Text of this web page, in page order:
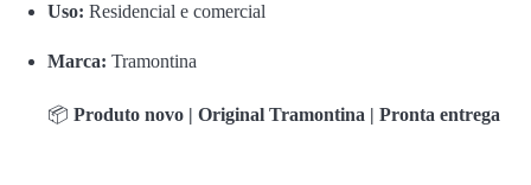
Uso: Residencial e comercial
Marca: Tramontina
📦 Produto novo | Original Tramontina | Pronta entrega